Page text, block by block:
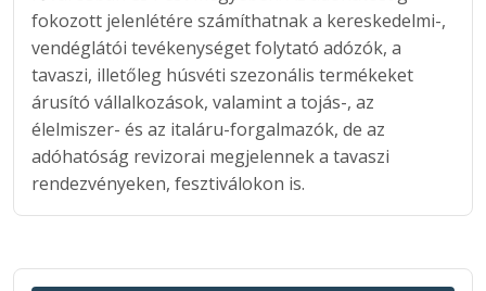
fokozott jelenlétére számíthatnak a kereskedelmi-,
vendéglátói tevékenységet folytató adózók, a
tavaszi, illetőleg húsvéti szezonális termékeket
árusító vállalkozások, valamint a tojás-, az
élelmiszer- és az italáru-forgalmazók, de az
adóhatóság revizorai megjelennek a tavaszi
rendezvényeken, fesztiválokon is.